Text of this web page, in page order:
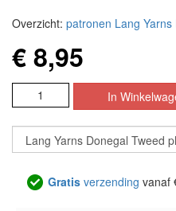
Overzicht: patronen Lang
€ 8,95
Gratis verzending vanaf